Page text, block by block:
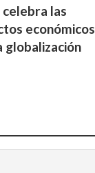
las
económicos
globalización